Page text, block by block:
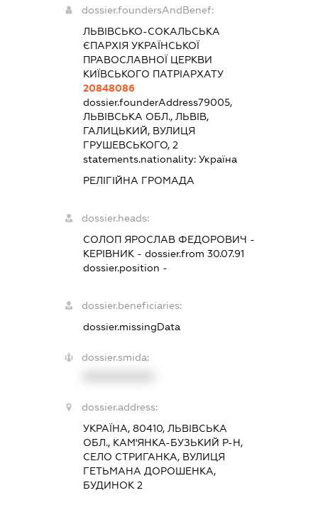
dossier.foundersAndBenef:
ЛЬВІВСЬКО-СОКАЛЬСЬКА
ЄПАРХІЯ УКРАЇНСЬКОЇ
ПРАВОСЛАВНОЇ ЦЕРКВИ
КИЇВСЬКОГО ПАТРІАРХАТУ
20848086
dossier.founderAddress79005,
ЛЬВІВСЬКА ОБЛ., ЛЬВІВ,
ГАЛИЦЬКИЙ, ВУЛИЦЯ
ГРУШЕВСЬКОГО, 2
statements.nationality: Україна
РЕЛІГІЙНА ГРОМАДА
dossier.heads:
СОЛОП ЯРОСЛАВ ФЕДОРОВИЧ -
КЕРІВНИК - dossier.from 30.07.91
dossier.position -
dossier.beneficiaries:
dossier.missingData
dossier.smida:
dossier.address:
УКРАЇНА, 80410, ЛЬВІВСЬКА
ОБЛ., КАМ'ЯНКА-БУЗЬКИЙ Р-Н,
СЕЛО СТРИГАНКА, ВУЛИЦЯ
ГЕТЬМАНА ДОРОШЕНКА,
БУДИНОК 2